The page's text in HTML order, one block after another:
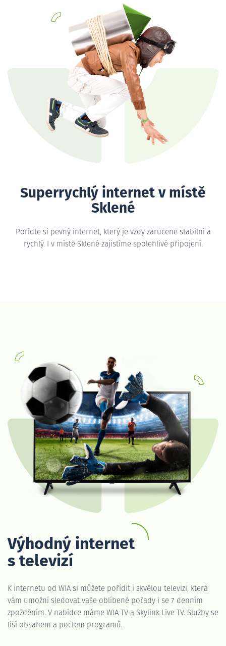
Superrychlý internet v místě
Sklené
Pořiďte si pevný internet, který je vždy zaručeně stabilní a
rychlý. I v místě Sklené zajistíme spolehlivé připojení.
Výhodný internet
s televizí
K internetu od WIA si můžete pořídit i skvělou televizi, která
vám umožní sledovat vaše oblíbené pořady i se 7 denním
zpožděním. V nabídce máme WIA TV a Skylink Live TV. Služby se
liší obsahem a počtem programů.